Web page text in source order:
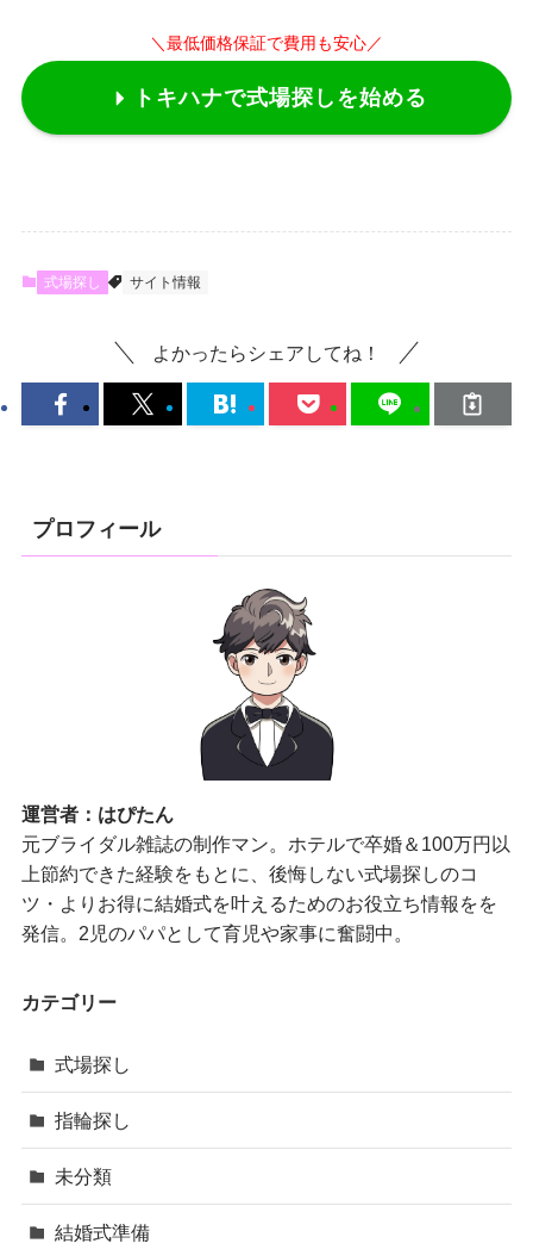
＼最低価格保証で費用も安心／
トキハナで式場探しを始める
式場探し サイト情報
よかったらシェアしてね！
プロフィール
運営者：はぴたん
元ブライダル雑誌の制作マン。ホテルで卒婚＆100万円以
上節約できた経験をもとに、後悔しない式場探しのコ
ツ・よりお得に結婚式を叶えるためのお役立ち情報をを
発信。2児のパパとして育児や家事に奮闘中。
カテゴリー
式場探し
指輪探し
未分類
結婚式準備